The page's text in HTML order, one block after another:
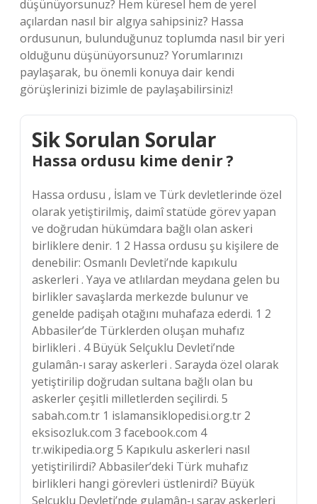
düşünüyorsunuz? Hem küresel hem de yerel
açılardan nasıl bir algıya sahipsiniz? Hassa
ordusunun, bulunduğunuz toplumda nasıl bir yeri
olduğunu düşünüyorsunuz? Yorumlarınızı
paylaşarak, bu önemli konuya dair kendi
görüşlerinizi bizimle de paylaşabilirsiniz!
Sik Sorulan Sorular
Hassa ordusu kime denir ?
Hassa ordusu , İslam ve Türk devletlerinde özel
olarak yetiştirilmiş, daimî statüde görev yapan
ve doğrudan hükümdara bağlı olan askeri
birliklere denir. 1 2 Hassa ordusu şu kişilere de
denebilir: Osmanlı Devleti’nde kapıkulu
askerleri . Yaya ve atlılardan meydana gelen bu
birlikler savaşlarda merkezde bulunur ve
genelde padişah otağını muhafaza ederdi. 1 2
Abbasiler’de Türklerden oluşan muhafız
birlikleri . 4 Büyük Selçuklu Devleti’nde
gulamân-ı saray askerleri . Sarayda özel olarak
yetiştirilip doğrudan sultana bağlı olan bu
askerler çeşitli milletlerden seçilirdi. 5
sabah.com.tr 1 islamansiklopedisi.org.tr 2
eksisozluk.com 3 facebook.com 4
tr.wikipedia.org 5 Kapıkulu askerleri nasıl
yetiştirilirdi? Abbasiler’deki Türk muhafız
birlikleri hangi görevleri üstlenirdi? Büyük
Selçuklu Devleti’nde gulamân-ı saray askerleri